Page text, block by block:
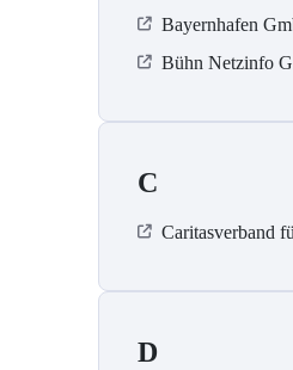
Bayernhafen
Bühn Netzinfo
C
Caritasverband
D